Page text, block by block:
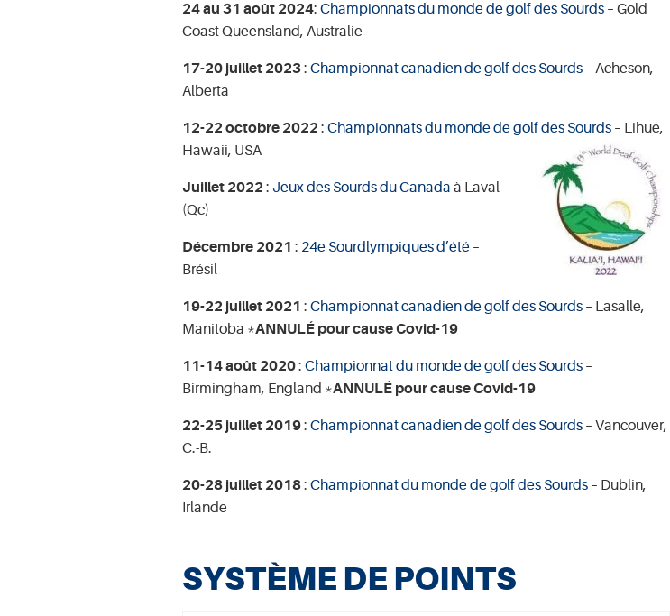
24 au 31 août 2024: Championnats du monde de golf des Sourds – Gold
Coast Queensland, Australie
17-20 juillet 2023: Championnat canadien de golf des Sourds – Acheson,
Alberta
12-22 octobre 2022 : Championnats du monde de golf des Sourds – Lihue,
Hawaii, USA
Juillet 2022 : Jeux des Sourds du Canada à Laval
(Qc)
Décembre 2021 : 24e Sourdlympiques d’été –
Brésil
19-22 juillet 2021 : Championnat canadien de golf des Sourds – Lasalle,
Manitoba *ANNULÉ pour cause Covid-19
11-14 août 2020: Championnat du monde de golf des Sourds –
Birmingham, England *ANNULÉ pour cause Covid-19
22-25 juillet 2019: Championnat canadien de golf des Sourds – Vancouver,
C.-B.
20-28 juillet 2018: Championnat du monde de golf des Sourds – Dublin,
Irlande
SYSTÈME DE POINTS